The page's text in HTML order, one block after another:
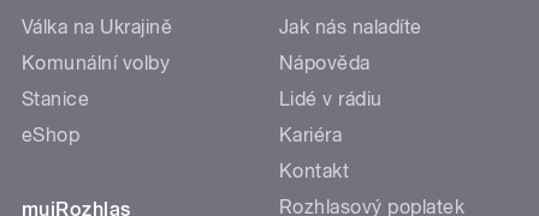
Válka na Ukrajině
Komunální volby
Stanice
eShop
mujRozhlas
Jak nás naladíte
Nápověda
Lidé v rádiu
Kariéra
Kontakt
Rozhlasový poplatek